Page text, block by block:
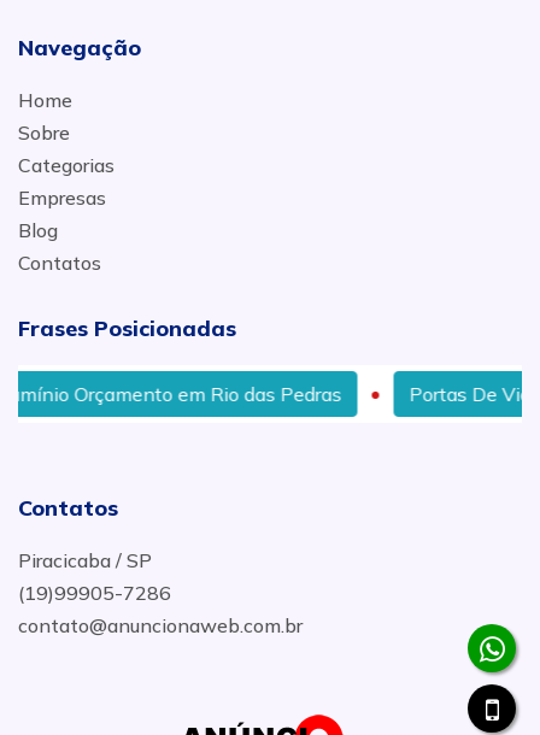
Navegação
Home
Sobre
Categorias
Empresas
Blog
Contatos
Frases Posicionadas
em Rio das Pedras Portas De Vidro Para
Contatos
Piracicaba / SP
(19)99905-7286
contato@anuncionaweb.com.br